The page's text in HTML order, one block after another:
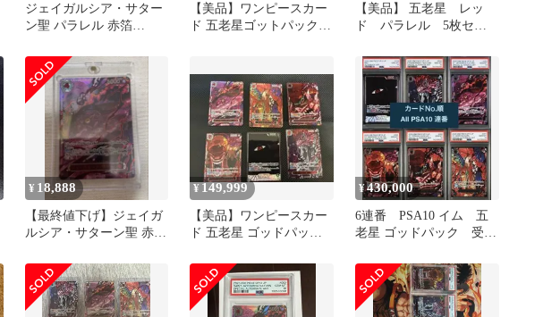
ジェイガルシア・サター
ン聖 パラレル 赤箔
【美品】ワンピースカー
ド 五老星ゴットパック8
【美品】 五老星 レッ
ド パラレル 5枚セッ
赤箔
¥ 18,888
【最終値下げ】ジェイガ
ルシア・サターン聖 赤箔
¥ 149,999
【美品】ワンピースカー
ド 五老星 ゴッドパック
¥430,000
6連番 PSA10 イム 五
老星 ゴッドパック 受け